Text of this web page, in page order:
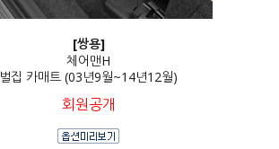
[쌍용]
체어맨H
벌집 카매트 (03년9월~14년12월)
회원공개